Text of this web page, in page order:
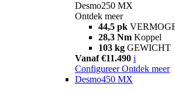
Desmo250 MX
Ontdek meer
44,5 pk
28,3 Nm Koppel
103 kg GEWICHT
Vanaf €11.490 i
Configureer Ontdek meer
Desmo450 MX